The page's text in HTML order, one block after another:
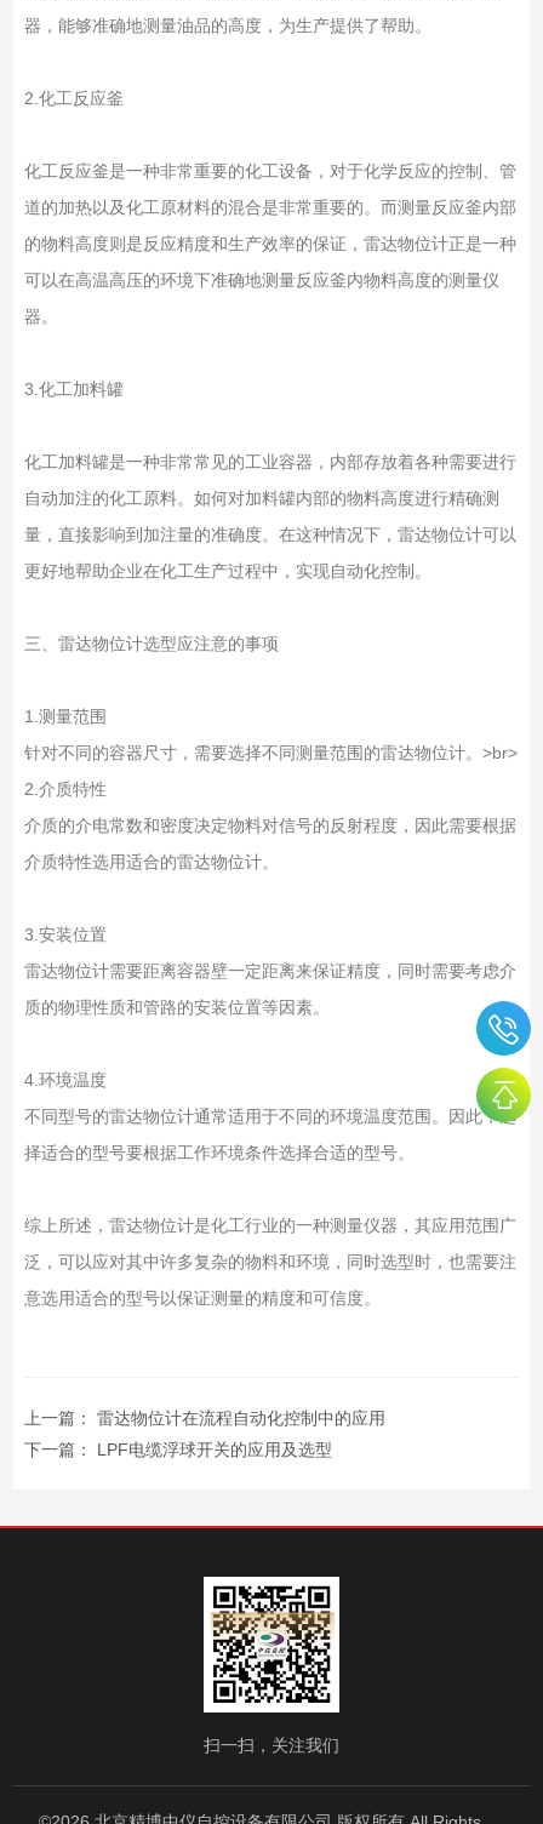
器，能够准确地测量油品的高度，为生产提供了帮助。
2.化工反应釜
化工反应釜是一种非常重要的化工设备，对于化学反应的控制、管
道的加热以及化工原材料的混合是非常重要的。而测量反应釜内部
的物料高度则是反应精度和生产效率的保证，雷达物位计正是一种
可以在高温高压的环境下准确地测量反应釜内物料高度的测量仪
器。
3.化工加料罐
化工加料罐是一种非常常见的工业容器，内部存放着各种需要进行
自动加注的化工原料。如何对加料罐内部的物料高度进行精确测
量，直接影响到加注量的准确度。在这种情况下，雷达物位计可以
更好地帮助企业在化工生产过程中，实现自动化控制。
三、雷达物位计选型应注意的事项
1.测量范围
针对不同的容器尺寸，需要选择不同测量范围的雷达物位计。>br>
2.介质特性
介质的介电常数和密度决定物料对信号的反射程度，因此需要根据
介质特性选用适合的雷达物位计。
3.安装位置
雷达物位计需要距离容器壁一定距离来保证精度，同时需要考虑介
质的物理性质和管路的安装位置等因素。
4.环境温度
不同型号的雷达物位计通常适用于不同的环境温度范围。因此，选
择适合的型号要根据工作环境条件选择合适的型号。
综上所述，雷达物位计是化工行业的一种测量仪器，其应用范围广
泛，可以应对其中许多复杂的物料和环境，同时选型时，也需要注
意选用适合的型号以保证测量的精度和可信度。
上一篇： 雷达物位计在流程自动化控制中的应用
下一篇： LPF电缆浮球开关的应用及选型
扫一扫，关注我们